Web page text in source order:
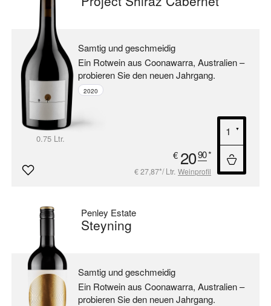
0.75 Ltr.
Samtig und geschmeidig
Ein Rotwein aus Coonawarra, Australien –
probieren Sie den neuen Jahrgang.
2020
€ 2090*
€ 27,87*/ Ltr. Weinprofil
Penley Estate
Steyning
Samtig und geschmeidig
Ein Rotwein aus Coonawarra, Australien –
probieren Sie den neuen Jahrgang.